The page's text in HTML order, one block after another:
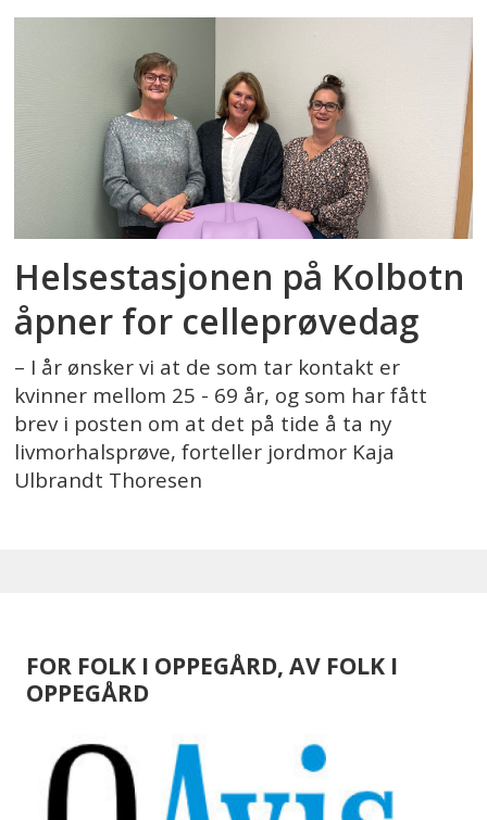
Helsestasjonen på Kolbotn
åpner for celleprøvedag
– I år ønsker vi at de som tar kontakt er
kvinner mellom 25 - 69 år, og som har fått
brev i posten om at det på tide å ta ny
livmorhalsprøve, forteller jordmor Kaja
Ulbrandt Thoresen
FOR FOLK I OPPEGÅRD, AV FOLK I
OPPEGÅRD